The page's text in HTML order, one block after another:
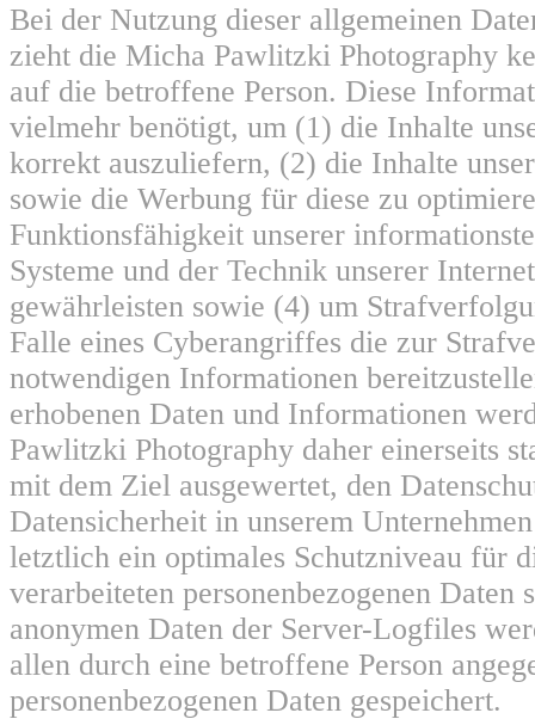
Bei der Nutzung dieser allgemeinen
zieht die Micha Pawlitzki Photography
auf die betroffene Person. Diese
vielmehr benötigt, um (1) die Inhalte
korrekt auszuliefern, (2) die Inhalte
sowie die Werbung für diese zu
Funktionsfähigkeit unserer
Systeme und der Technik unserer
gewährleisten sowie (4) um
Falle eines Cyberangriffes die zur
notwendigen Informationen
erhobenen Daten und Informationen
Pawlitzki Photography daher einerseits
mit dem Ziel ausgewertet, den
Datensicherheit in unserem
letztlich ein optimales Schutzniveau für
verarbeiteten personenbezogenen Daten
anonymen Daten der Server-Logfiles
allen durch eine betroffene Person
personenbezogenen Daten gespeichert.